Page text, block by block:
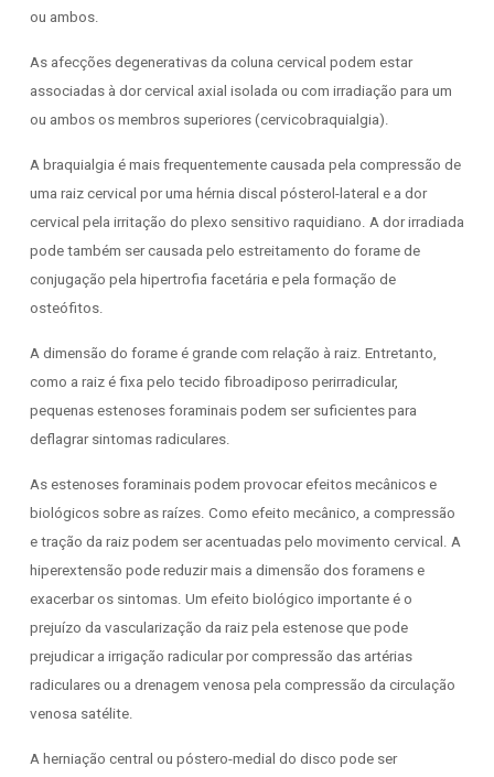
ou ambos.
As afecções degenerativas da coluna cervical podem estar
associadas à dor cervical axial isolada ou com irradiação para um
ou ambos os membros superiores (cervicobraquialgia).
A braquialgia é mais frequentemente causada pela compressão de
uma raiz cervical por uma hérnia discal pósterol-lateral e a dor
cervical pela irritação do plexo sensitivo raquidiano. A dor irradiada
pode também ser causada pelo estreitamento do forame de
conjugação pela hipertrofia facetária e pela formação de
osteófitos.
A dimensão do forame é grande com relação à raiz. Entretanto,
como a raiz é fixa pelo tecido fibroadiposo perirradicular,
pequenas estenoses foraminais podem ser suficientes para
deflagrar sintomas radiculares.
As estenoses foraminais podem provocar efeitos mecânicos e
biológicos sobre as raízes. Como efeito mecânico, a compressão
e tração da raiz podem ser acentuadas pelo movimento cervical. A
hiperextensão pode reduzir mais a dimensão dos foramens e
exacerbar os sintomas. Um efeito biológico importante é o
prejuízo da vascularização da raiz pela estenose que pode
prejudicar a irrigação radicular por compressão das artérias
radiculares ou a drenagem venosa pela compressão da circulação
venosa satélite.
A herniação central ou póstero-medial do disco pode ser